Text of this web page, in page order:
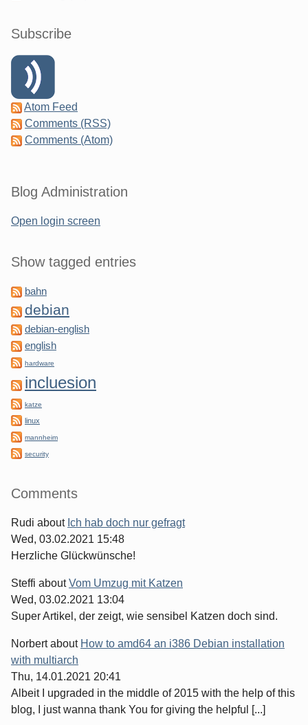
Subscribe
Atom Feed
Comments (RSS)
Comments (Atom)
Blog Administration
Open login screen
Show tagged entries
bahn
debian
debian-english
english
hardware
incluesion
katze
linux
mannheim
security
Comments
Rudi about Ich hab doch nur gefragt
Wed, 03.02.2021 15:48
Herzliche Glückwünsche!
Steffi aboutVom Umzug mit Katzen
Wed, 03.02.2021 13:04
Super Artikel, der zeigt, wie sensibel Katzen doch sind.
Norbertabout How to amd64 an i386 Debian installation
with multiarch
Thu, 14.01.2021 20:41
Albeit I upgraded in the middle of 2015 with the help of this
blog, I just wanna thank You for giving the helpful [...]